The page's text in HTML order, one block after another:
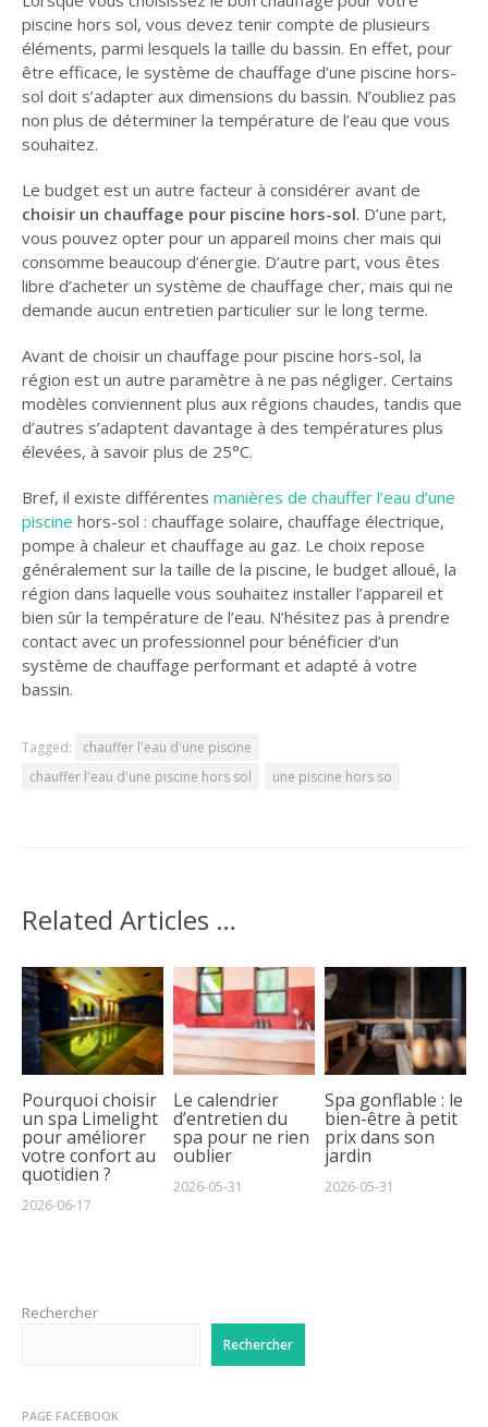
piscine hors sol, vous devez tenir compte de plusieurs
éléments, parmi lesquels la taille du bassin. En effet, pour
être efficace, le système de chauffage d’une piscine hors-
sol doit s’adapter aux dimensions du bassin. N’oubliez pas
non plus de déterminer la température de l’eau que vous
souhaitez.
Le budget est un autre facteur à considérer avant de
choisir un chauffage pour piscine hors-sol. D’une part,
vous pouvez opter pour un appareil moins cher mais qui
consomme beaucoup d’énergie. D’autre part, vous êtes
libre d’acheter un système de chauffage cher, mais qui ne
demande aucun entretien particulier sur le long terme.
Avant de choisir un chauffage pour piscine hors-sol, la
région est un autre paramètre à ne pas négliger. Certains
modèles conviennent plus aux régions chaudes, tandis que
d’autres s’adaptent davantage à des températures plus
élevées, à savoir plus de 25°C.
Bref, il existe différentes manières de chauffer l’eau d’une
piscine hors-sol : chauffage solaire, chauffage électrique,
pompe à chaleur et chauffage au gaz. Le choix repose
généralement sur la taille de la piscine, le budget alloué, la
région dans laquelle vous souhaitez installer l’appareil et
bien sûr la température de l’eau. N’hésitez pas à prendre
contact avec un professionnel pour bénéficier d’un
système de chauffage performant et adapté à votre
bassin.
Tagged:
chauffer l'eau d'une piscine
chauffer l'eau d'une piscine hors sol
une piscine hors so
Related Articles …
Pourquoi choisir
un spa Limelight
pour améliorer
votre confort au
quotidien ?
2026-06-17
Le calendrier
d’entretien du
spa pour ne rien
oublier
2026-05-31
Spa gonflable : le
bien-être à petit
prix dans son
jardin
2026-05-31
Rechercher
Rechercher
PAGE FACEBOOK